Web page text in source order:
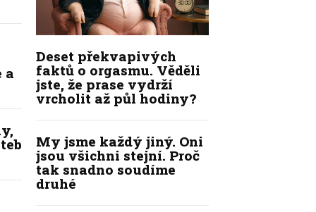
a
Deset překvapivých
faktů o orgasmu. Věděli
jste, že prase vydrží
vrcholit až půl hodiny?
My jsme každý jiný. Oni
jsou všichni stejní. Proč
tak snadno soudíme
druhé